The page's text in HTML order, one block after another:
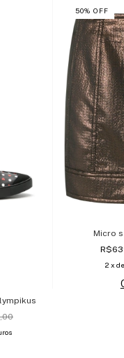
50%OFF
Micro
2 x